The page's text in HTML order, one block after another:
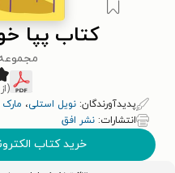
کتاب پپا
(از ۱۰ رأی)
پدیدآورندگان: نویل استلی، مارک
انتشارات: نشر افق
خرید کتاب